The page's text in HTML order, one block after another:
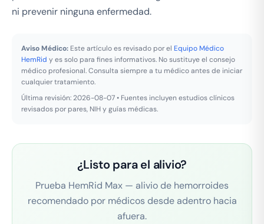
ni prevenir ninguna enfermedad.
Aviso Médico: Este artículo es revisado por el Equipo Médico
HemRid y es solo para fines informativos. No sustituye el consejo
médico profesional. Consulta siempre a tu médico antes de iniciar
cualquier tratamiento.
Última revisión: 2026-08-07 • Fuentes incluyen estudios clínicos
revisados por pares, NIH y guías médicas.
¿Listo para el alivio?
Prueba HemRid Max — alivio de hemorroides
recomendado por médicos desde adentro hacia
afuera.